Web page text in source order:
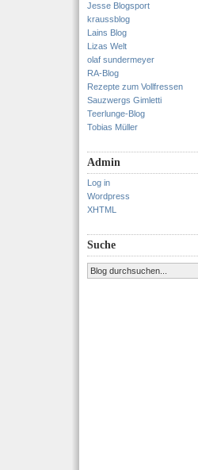
Jesse Blogsport
kraussblog
Lains Blog
Lizas Welt
olaf sundermeyer
RA-Blog
Rezepte zum Vollfressen
Sauzwergs Gimletti
Teerlunge-Blog
Tobias Müller
Admin
Log in
Wordpress
XHTML
Suche